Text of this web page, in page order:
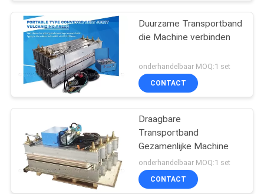
Duurzame Transportband
die Machine verbinden
onderhandelbaar MOQ:1 set
CONTACT
Draagbare
Transportband
Gezamenlijke Machine
onderhandelbaar MOQ:1 set
CONTACT